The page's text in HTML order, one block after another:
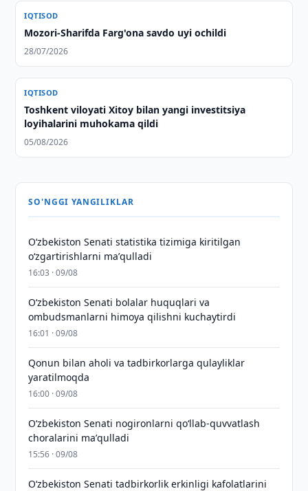
IQTISOD
Mozori-Sharifda Farg'ona savdo uyi ochildi
28/07/2026
IQTISOD
Toshkent viloyati Xitoy bilan yangi investitsiya
loyihalarini muhokama qildi
05/08/2026
SO'NGGI YANGILIKLAR
Oʻzbekiston Senati statistika tizimiga kiritilgan
oʻzgartirishlarni maʼqulladi
16:03 · 09/08
Oʻzbekiston Senati bolalar huquqlari va
ombudsmanlarni himoya qilishni kuchaytirdi
16:01 · 09/08
Qonun bilan aholi va tadbirkorlarga qulayliklar
yaratilmoqda
16:00 · 09/08
Oʻzbekiston Senati nogironlarni qoʻllab-quvvatlash
choralarini maʼqulladi
15:56 · 09/08
Oʻzbekiston Senati tadbirkorlik erkinligi kafolatlarini